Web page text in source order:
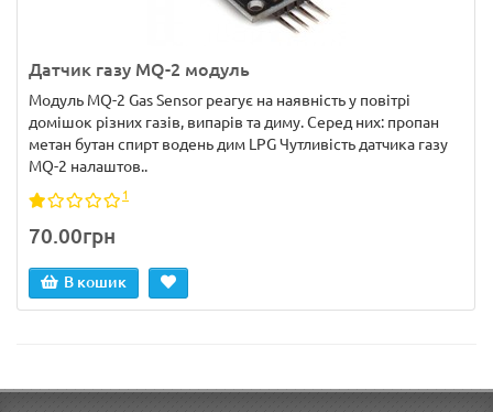
Датчик газу MQ-2 модуль
Модуль MQ-2 Gas Sensor реагує на наявність у повітрі
домішок різних газів, випарів та диму. Серед них: пропан
метан бутан спирт водень дим LPG Чутливість датчика газу
MQ-2 налаштов..
1
70.00грн
В кошик